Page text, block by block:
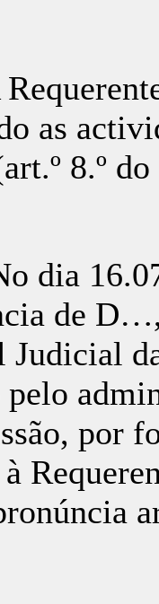
as
8.º
de
Judicial
por